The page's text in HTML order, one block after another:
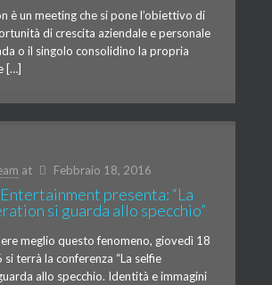
è un meeting che si pone l’obiettivo di
di crescita aziendale e personale
o il singolo consolidino la propria
[…]
at Febbraio 18, 2016
presenta: “La
si guarda allo specchio”
meglio questo fenomeno, giovedì 18
terrà la conferenza “La selfie
allo specchio. Identità e immagini